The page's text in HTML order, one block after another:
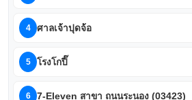
4 ศาลเจ้าปุดจ้อ
5 โรงโกปี๊
6 7-Eleven สาขา ถนนระนอง (03423)